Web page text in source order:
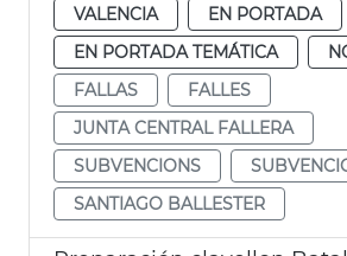
VALENCIA
EN PORTADA
EN PORTADA TEMÁTICA
FALLAS
FALLES
JUNTA CENTRAL FALLERA
SUBVENCIONS
SANTIAGO BALLESTER